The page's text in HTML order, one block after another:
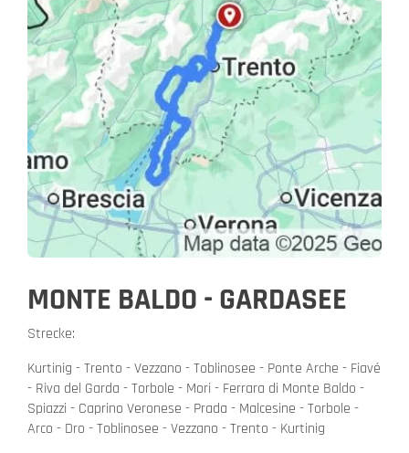
MONTE BALDO - GARDASEE
Strecke:
Kurtinig - Trento - Vezzano - Toblinosee - Ponte Arche - Fiavé
- Riva del Garda - Torbole - Mori - Ferrara di Monte Baldo -
Spiazzi - Caprino Veronese - Prada - Malcesine - Torbole -
Arco - Dro - Toblinosee - Vezzano - Trento - Kurtinig